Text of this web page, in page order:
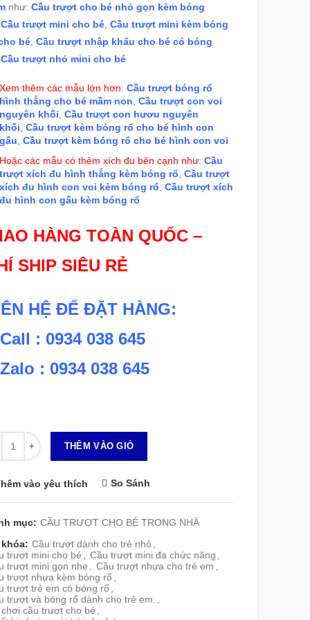
như: Cầu trượt cho bé nhỏ gọn kèm bóng
Cầu trượt mini cho bé, Cầu trượt mini kèm bóng
bé, Cầu trượt nhập khẩu cho bé có bóng
Cầu trượt nhỏ mini cho bé
Xem thêm các mẫu lớn hơn: Cầu trượt bóng rổ
hình thẳng cho bé mầm non Cầu trượt con voi
nguyên khối Cầu trượt con hươu nguyên
khối Cầu trượt kèm bóng rổ cho bé hình con
gấu Cầu trượt kèm bóng rổ cho bé hình con voi
Hoặc các mẫu có thêm xích đu bên cạnh như: Cầu
trượt xích đu hình thẳng kèm bóng rổ Cầu trượt
xích đu hình con voi kèm bóng rổ Cầu trượt xích
đu hình con gấu kèm bóng rổ
HÀNG TOÀN QUỐC –
SHIP SIÊU RẺ
HỆ ĐỂ ĐẶT HÀNG:
: 0934 038 645
: 0934 038 645
lượng
THÊM VÀO GIỎ
vào yêu thích So Sánh
mục: CẦU TRƯỢT CHO BÉ TRONG NHÀ
Cầu trượt dành cho trẻ nhỏ ,
trượt mini cho bé , Cầu trượt mini đa chức năng ,
trượt mini gọn nhẹ , Cầu trượt nhựa cho trẻ em ,
trượt nhựa kèm bóng rổ ,
trượt trẻ em có bóng rổ ,
trượt và bóng rổ dành cho trẻ em. ,
cầu trượt cho bé ,